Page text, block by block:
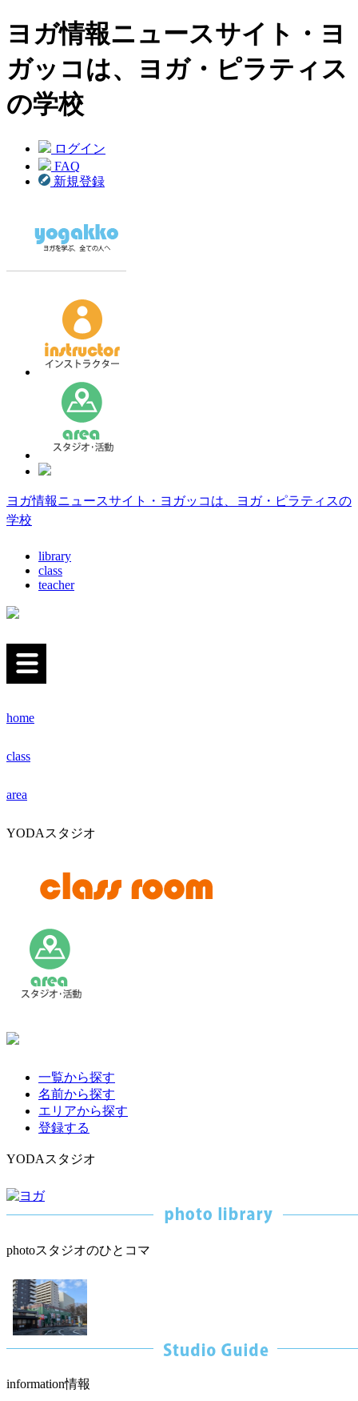
ヨガ情報ニュースサイト・ヨ
ガッコは、ヨガ・ピラティス
の学校
ログイン
FAQ
新規登録
ヨガ情報ニュースサイト・ヨガッコは、ヨガ・ピラティスの
学校
library
class
teacher
home
class
area
YODAスタジオ
一覧から探す
名前から探す
エリアから探す
登録する
YODAスタジオ
photoスタジオのひとコマ
information情報